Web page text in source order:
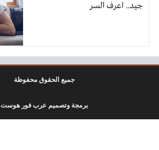
جيد.. اعرف السر
جميع الحقوق محفوظة
برمجة وتصميم عرب فور هوست